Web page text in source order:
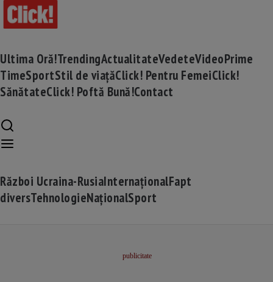
Ultima Oră!TrendingActualitateVedeteVideoPrime
TimeSportStil de viațăClick! Pentru FemeiClick!
SănătateClick! Poftă Bună!Contact
Război Ucraina-RusiaInternaționalFapt
diversTehnologieNaționalSport